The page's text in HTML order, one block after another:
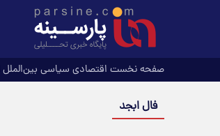
صفحه نخست اقتصادی سیاسی بین‌الملل
فال ابجد